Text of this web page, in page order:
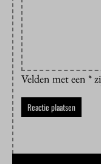
Velden met een *